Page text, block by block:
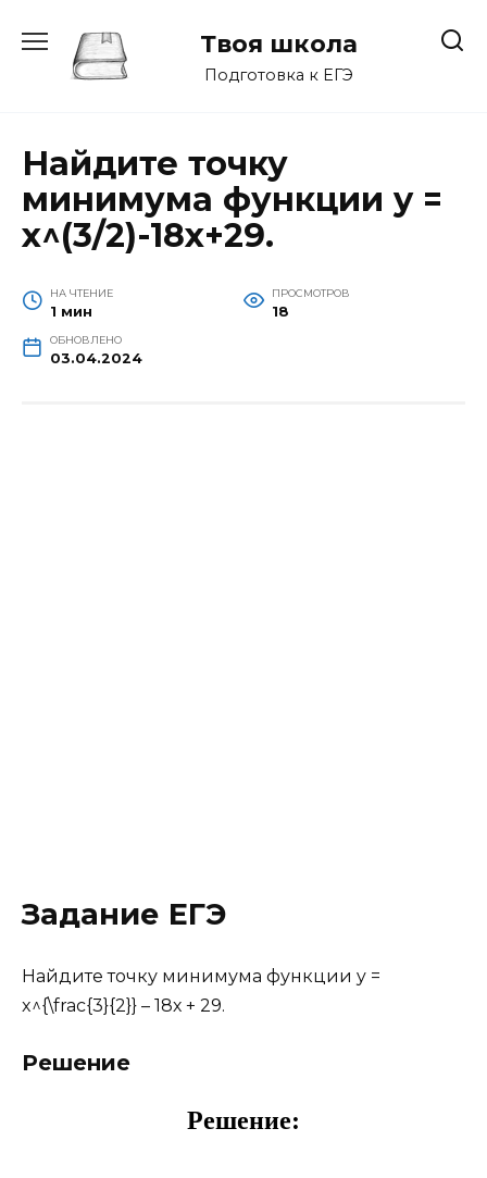
содержанию
Твоя школа
Подготовка к ЕГЭ
Найдите точку
минимума функции y =
x^(3/2)-18х+29.
НА ЧТЕНИЕ
1 мин
ПРОСМОТРОВ
18
ОБНОВЛЕНО
03.04.2024
Задание ЕГЭ
Найдите точку минимума функции y =
x^{\frac{3}{2}} – 18х + 29.
Решение
Решение: